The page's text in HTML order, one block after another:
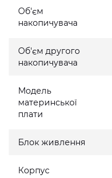
Об'єм
накопичувача
Об'єм другого
накопичувача
Модель
материнської
плати
Блок живлення
Корпус